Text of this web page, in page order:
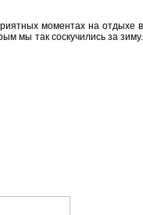
моментах на отдыхе в
мы так соскучились за зиму.